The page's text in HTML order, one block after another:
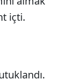
içti.
Sesi Aç